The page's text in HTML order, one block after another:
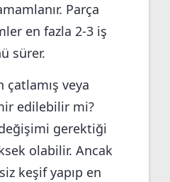
Parça
en fazla 2-3 iş
sürer.
çatlamış veya
edilebilir mi?
gerektiği
olabilir. Ancak
keşif yapıp en